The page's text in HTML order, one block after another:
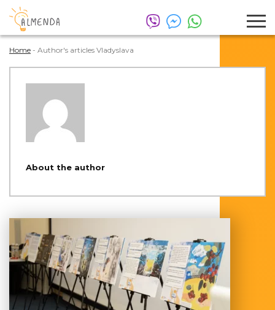
Home - Author's articles Vladyslava
About the author